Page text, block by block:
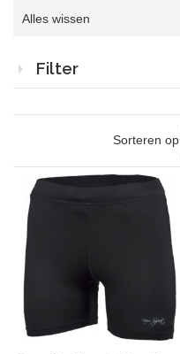
artikel
Alles wissen
Filter
Sorteren op